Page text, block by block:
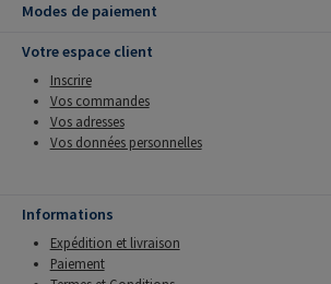
Modes de paiement
Votre espace client
Inscrire
Vos commandes
Vos adresses
Vos données personnelles
Informations
Expédition et livraison
Paiement